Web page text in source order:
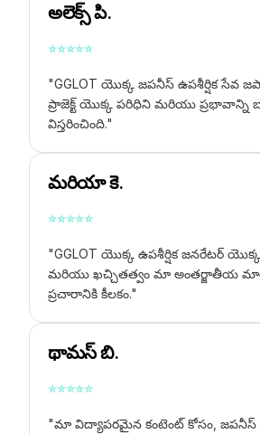
అలెక్స్ పి.
⭐⭐⭐⭐⭐
"GGLOT యొక్క జపనీస్ ఉపశీర్షిక సేవ
ప్రాజెక్ట్ యొక్క పరిధిని మరియు ప్రభావాన్ని
విస్తరించింది."
మరియా కె.
⭐⭐⭐⭐⭐
"GGLOT యొక్క ఉపశీర్షిక జనరేటర్
మరియు ఖచ్చితత్వం మా అంతర్జాతీయ
ప్రచారానికి కీలకం."
థామస్ బి.
⭐⭐⭐⭐⭐
"మా విద్యాపరమైన కంటెంట్ కోసం, జపనీస్